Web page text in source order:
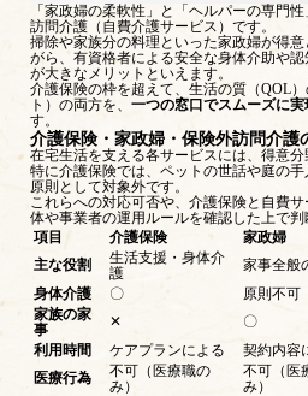
「家政婦の柔軟性」と「ヘルパーの専門
訪問介護（自費介護サービス）です。
掃除や家族分の料理といった家政婦が得
がら、有資格者による安全な身体介助や
が大きなメリットといえます。
介護保険の枠を超えて、生活の質（QOL
ト）の両方を、 一つの窓口でスムーズに実
す。
介護保険・家政婦・保険外訪問介護
在宅生活を支える各サービスには、得意分
特に介護保険では、ペットの世話や庭の
原則として対象外です。
これらへの対応可否や、介護保険と自費
体や事業者の運用ルールを確認した上で判
項目
介護保険 家政婦
主な役割
生活支援・身体介
護
家事全般
身体介護
〇 原則不可
家族の家
事
✕ 〇
利用時間
ケアプランによる 契約内容
医療行為
不可（医療職の
み）
不可（医
み）